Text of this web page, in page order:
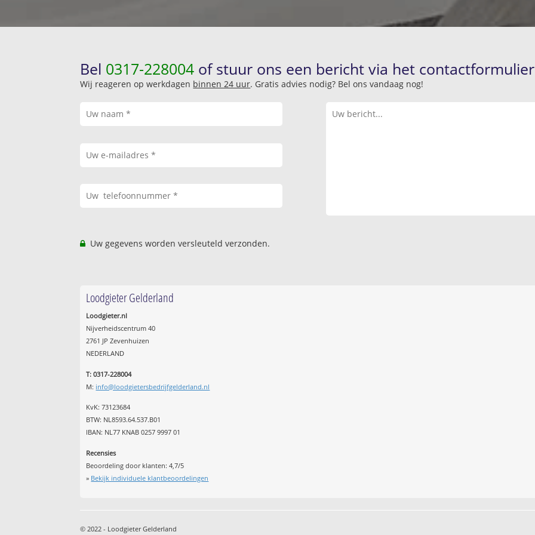
Bel 0317-228004 of stuur ons een bericht via het
Wij reageren op werkdagen binnen 24 uur. Gratis advies nodig? Bel ons vandaag nog!
Uw gegevens worden versleuteld verzonden.
Loodgieter Gelderland
Loodgieter.nl
Nijverheidscentrum 40
2761 JP Zevenhuizen
NEDERLAND
T: 0317-228004
M: info@loodgietersbedrijfgelderland.nl
KvK: 73123684
BTW: NL8593.64.537.B01
IBAN: NL77 KNAB 0257 9997 01
Recensies
Beoordeling door klanten:4,7/5
» Bekijk individuele klantbeoordelingen
© 2022 - Loodgieter Gelderland